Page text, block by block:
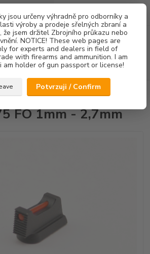
jsou určeny výhradně pro odborníky a
výroby a prodeje sřelných zbraní a
že jsem držitel Zbrojního průkazu nebo
NOTICE! These web pages are
for experts and dealers in field of
with firearms and ammunition. I am
am holder of gun passport or license!
Potvrzuji / Confirm
Menu
Hledat
za0,00 Kč
CZ 75 FO 1mm - 2,7mm
FO 1mm - 2,7mm